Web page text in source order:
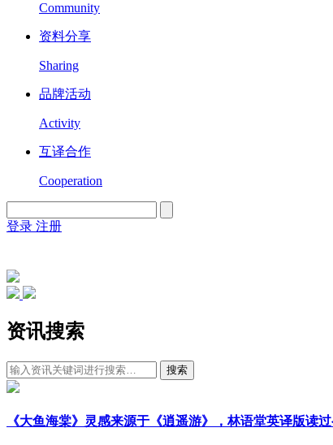
Community
资料分享
Sharing
品牌活动
Activity
互译合作
Cooperation
登录 注册
资讯搜索
搜索
《大鱼海棠》灵感来源于《逍遥游》，林语堂英译版读过